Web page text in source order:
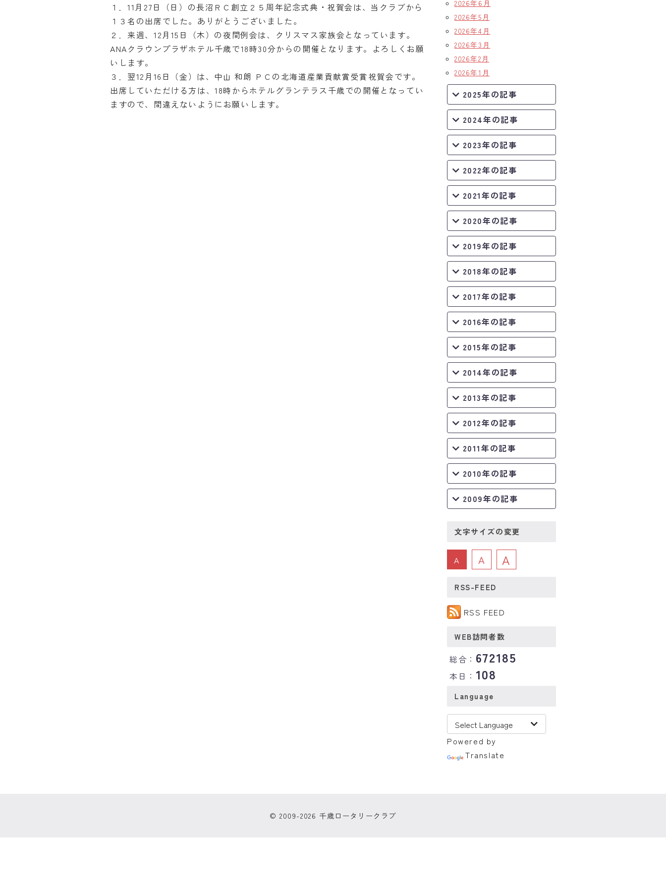
１．11月27日（日）の長沼ＲＣ創立２５周年記念式典・祝賀会は、当クラブから
１３名の出席でした。ありがとうございました。
２．来週、12月15日（木）の夜間例会は、クリスマス家族会となっています。
ANAクラウンプラザホテル千歳で18時30分からの開催となります。よろしくお願
いします。
３．翌12月16日（金）は、中山 和朗 ＰＣの北海道産業貢献賞受賞祝賀会です。
出席していただける方は、18時からホテルグランテラス千歳での開催となってい
ますので、間違えないようにお願いします。
2026年6月
2026年5月
2026年4月
2026年3月
2026年2月
2026年1月
2025年の記事
2024年の記事
2023年の記事
2022年の記事
2021年の記事
2020年の記事
2019年の記事
2018年の記事
2017年の記事
2016年の記事
2015年の記事
2014年の記事
2013年の記事
2012年の記事
2011年の記事
2010年の記事
2009年の記事
文字サイズの変更
A A A
RSS-FEED
RSS FEED
WEB訪問者数
総合： 672185
本日： 108
Language
Powered by
Translate
© 2009-2026 千歳ロータリークラブ